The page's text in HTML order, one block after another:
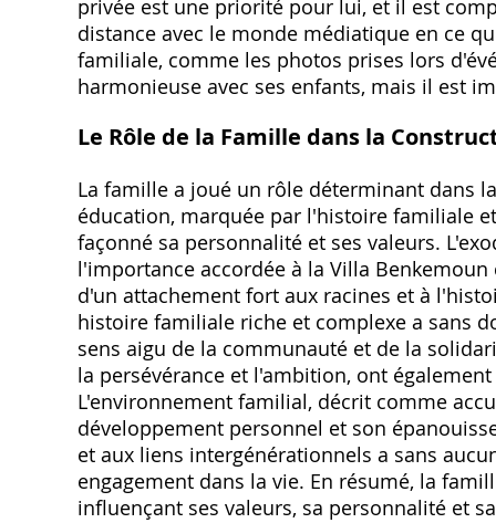
privée est une priorité pour lui, et il est
distance avec le monde médiatique en ce
familiale, comme les photos prises lors
harmonieuse avec ses enfants, mais il est
Le Rôle de la Famille dans la
La famille a joué un rôle déterminant dans
éducation, marquée par l'histoire familiale
façonné sa personnalité et ses valeurs.
l'importance accordée à la Villa
d'un attachement fort aux racines et à
histoire familiale riche et complexe a sans
sens aigu de la communauté et de la
la persévérance et l'ambition, ont
L'environnement familial, décrit comme
développement personnel et son
et aux liens intergénérationnels a sans
engagement dans la vie. En résumé, la
influençant ses valeurs, sa personnalité et